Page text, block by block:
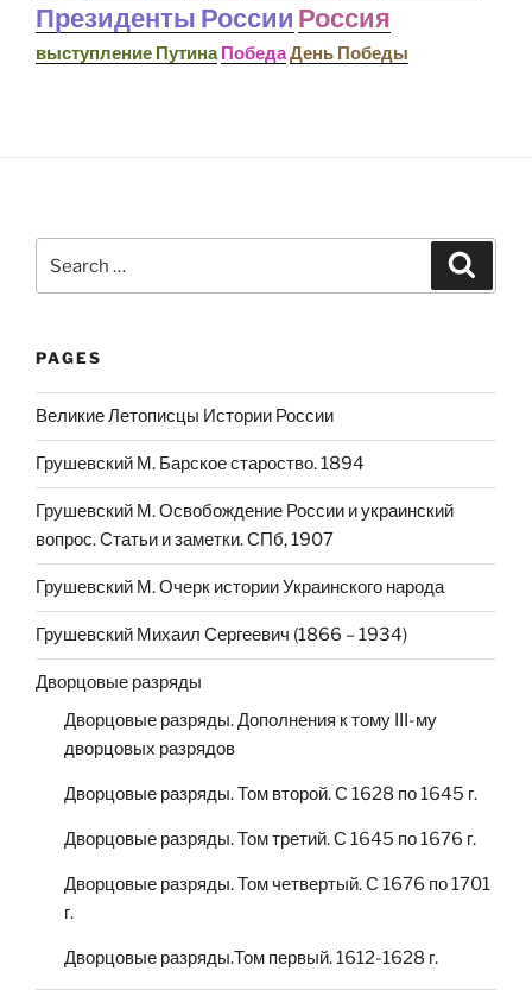
Президенты России Россия
выступление Путина ПобедаДень Победы
for:
PAGES
Великие Летописцы Истории России
Грушевский М. Барское староство. 1894
Грушевский М. Освобождение России и украинский
вопрос. Статьи и заметки. СПб, 1907
Грушевский М. Очерк истории Украинского народа
Грушевский Михаил Сергеевич (1866 – 1934)
Дворцовые разряды
Дворцовые разряды. Дополнения к тому III-му
дворцовых разрядов
Дворцовые разряды. Том второй. С 1628 по 1645 г.
Дворцовые разряды. Том третий. С 1645 по 1676 г.
Дворцовые разряды. Том четвертый. С 1676 по 1701
г.
Дворцовые разряды.Том первый. 1612-1628 г.